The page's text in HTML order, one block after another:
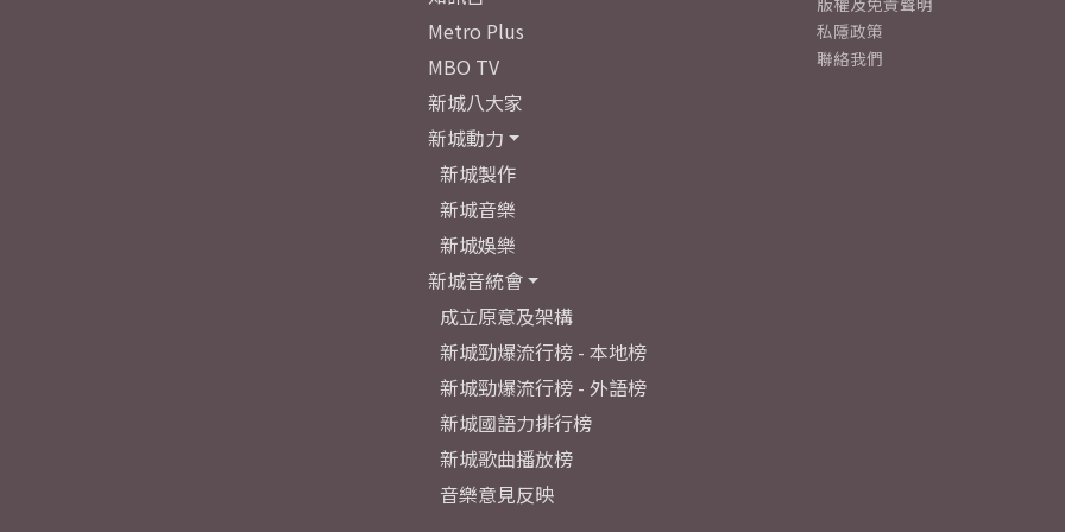
Metro Plus
MBO TV
新城八大家
新城動力
新城製作
新城音樂
新城娛樂
新城音統會
成立原意及架構
新城勁爆流行榜 - 本地榜
新城勁爆流行榜 - 外語榜
新城國語力排行榜
新城歌曲播放榜
音樂意見反映
私隱政策
聯絡我們